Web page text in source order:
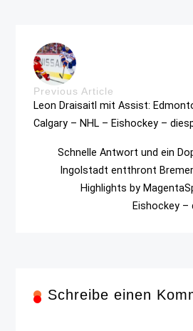
Previous Article
Leon Draisaitl mit Assist:
Calgary – NHL – Eishockey –
Schnelle Antwort und ein
Ingolstadt entthront
Highlights by
Eishockey
Schreibe einen